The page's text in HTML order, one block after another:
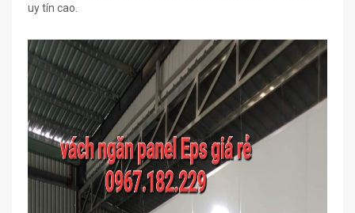
uy tín cao.